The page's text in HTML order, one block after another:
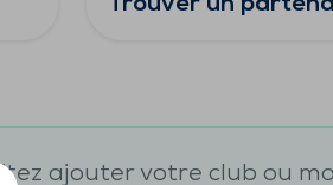
Trouver un
ajouter votre club ou